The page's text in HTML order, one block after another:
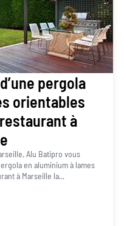
pergola
orientables
à
Alu Batipro vous
en aluminium à lames
à Marseille la...